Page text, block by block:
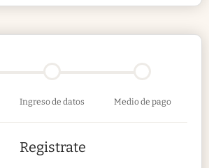
Ingreso de datos Medio de pago
Registrate